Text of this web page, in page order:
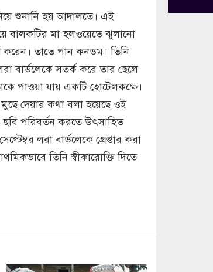
শুনানি হয় আদালতে। এই
বালকটির মা হলওয়েতে ঝুলানো
করেন। তাতে পান কনডম। তিনি
বার্ডলেকে সতর্ক করে তার ছেলে
পাওয়া যায় একটি হোটেলকক্ষে।
মুছে দেয়ার কথা বলা হয়েছে ওই
পরিবর্তন করতে উৎসাহিত
লরা বার্ডলেকে গ্রেপ্তার করা
তিনি স্বীকারোক্তি দিতে